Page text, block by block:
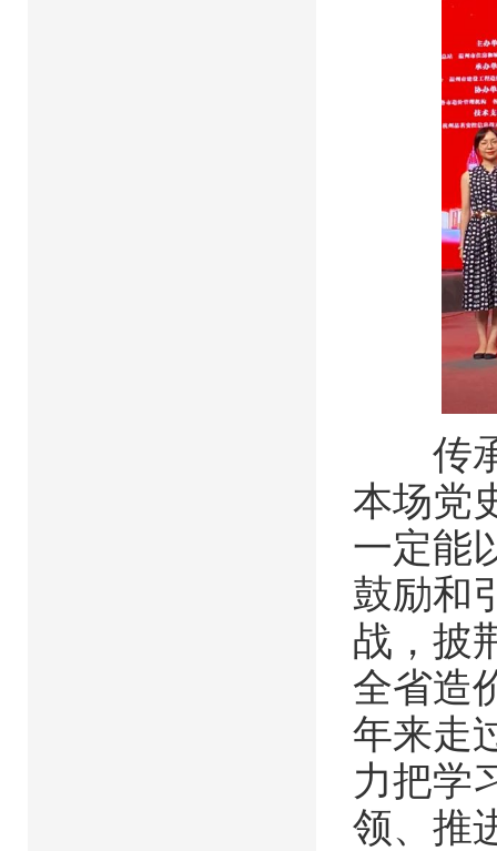
传承
本场党
一定能
鼓励和
战，披
全省造
年来走
力把学
领、推